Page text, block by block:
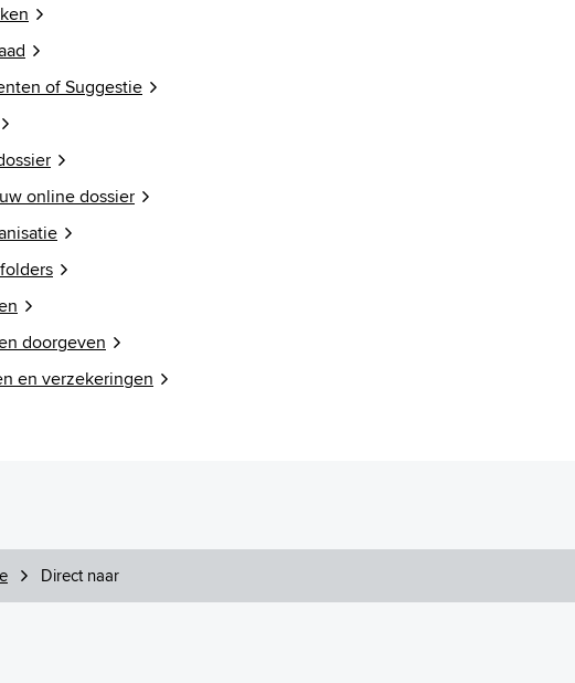
of Suggestie
online dossier
doorgeven
en verzekeringen
Direct naar